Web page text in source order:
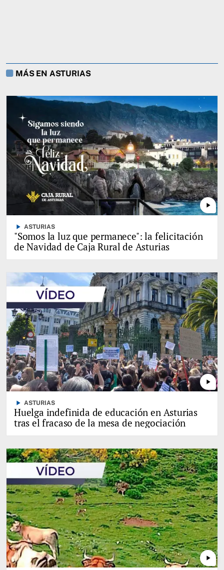
MÁS EN ASTURIAS
play_arrow
play_arrow ASTURIAS
"Somos la luz que permanece": la felicitación
de Navidad de Caja Rural de Asturias
play_arrow
play_arrow ASTURIAS
Huelga indefinida de educación en Asturias
tras el fracaso de la mesa de negociación
play_arrow